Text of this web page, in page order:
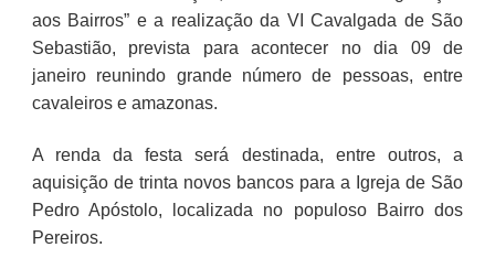
aos Bairros” e a realização da VI Cavalgada de São
Sebastião, prevista para acontecer no dia 09 de
janeiro reunindo grande número de pessoas, entre
cavaleiros e amazonas.
A renda da festa será destinada, entre outros, a
aquisição de trinta novos bancos para a Igreja de São
Pedro Apóstolo, localizada no populoso Bairro dos
Pereiros.